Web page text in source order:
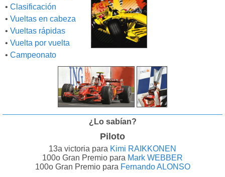
• Clasificación
• Vueltas en cabeza
• Vueltas rápidas
• Vuelta por vuelta
• Campeonato
¿Lo sabían?
Piloto
13a victoria para Kimi RAIKKONEN
100o Gran Premio para Mark WEBBER
100o Gran Premio para Fernando ALONSO